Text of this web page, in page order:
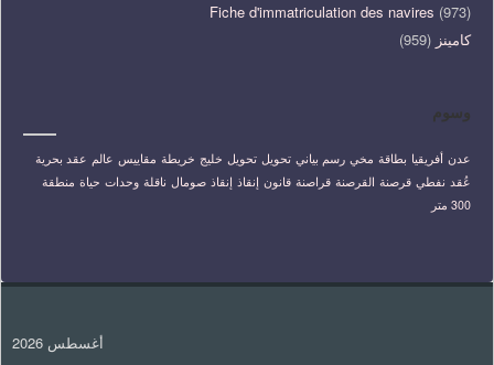
Fiche d'immatriculation des navires (973)
كامينز (959)
وسوم
عدن أفريقيا بطاقة مخي رسم بياني تحويل تحويل خليج خريطة مقاييس عالم عقد بحرية
عُقد نفطي قرصنة القرصنة قراصنة قانون إنقاذ إنقاذ صومال ناقلة وحدات حياة منطقة
300 متر
أغسطس 2026